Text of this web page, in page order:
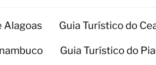
Alagoas Guia Turístico do
Guia Turístico do